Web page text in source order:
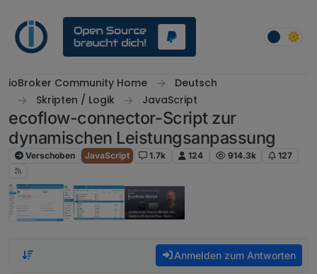
ioBroker Community Home
Deutsch
Skripten / Logik
JavaScript
ecoflow-connector-Script zur
dynamischen Leistungsanpassung
Verschoben JavaScript 1.7k 124 914.3k 127
Anmelden zum Antworten